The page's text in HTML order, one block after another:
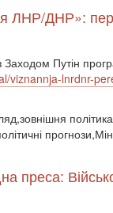
ЛНР/ДНР»:
Путін
viznannja-lnrdnr-
преса: